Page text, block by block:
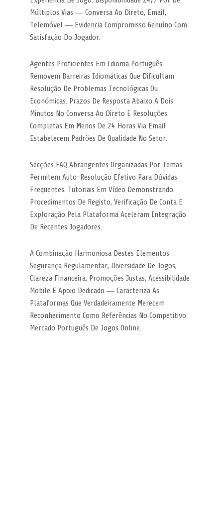
Múltiplos Vias — Conversa Ao Direto, Email,
Telemóvel — Evidencia Compromisso Genuíno Com
Satisfação Do Jogador.
Agentes Proficientes Em Idioma Português
Removem Barreiras Idiomáticas Que Dificultam
Resolução De Problemas Tecnológicas Ou
Económicas. Prazos De Resposta Abaixo A Dois
Minutos No Conversa Ao Direto E Resoluções
Completas Em Menos De 24 Horas Via Email
Estabelecem Padrões De Qualidade No Setor.
Secções FAQ Abrangentes Organizadas Por Temas
Permitem Auto-Resolução Efetivo Para Dúvidas
Frequentes. Tutoriais Em Vídeo Demonstrando
Procedimentos De Registo, Verificação De Conta E
Exploração Pela Plataforma Aceleram Integração
De Recentes Jogadores.
A Combinação Harmoniosa Destes Elementos —
Segurança Regulamentar, Diversidade De Jogos,
Clareza Financeira, Promoções Justas, Acessibilidade
Mobile E Apoio Dedicado — Caracteriza As
Plataformas Que Verdadeiramente Merecem
Reconhecimento Como Referências No Competitivo
Mercado Português De Jogos Online.